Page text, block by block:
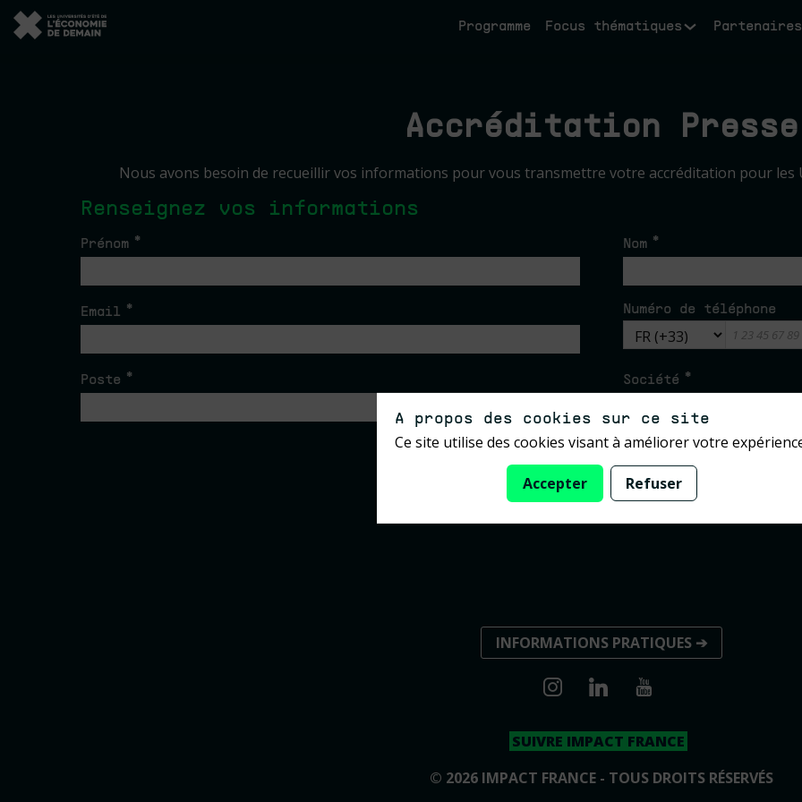
Programme Focus thématiques Partenaires
Accréditation Presse
Nous avons besoin de recueillir vos informations pour vous transmettre votre accréditation pour les
Renseignez vos informations
Prénom * Nom *
Email * Numéro de téléphone
Poste * Société *
INFORMATIONS PRATIQUES ➔
SUIVRE IMPACT FRANCE
© 2026 IMPACT FRANCE - TOUS DROITS RÉSERVÉS
A propos des cookies sur ce site
Ce site utilise des cookies visant à améliorer votre
Accepter Refuser